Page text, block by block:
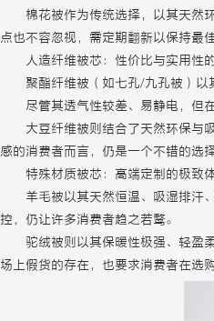
棉花被作为传统选择，以其天然
点也不容忽视，需定期翻新以保持最佳
人造纤维被芯：性价比与实用性
聚酯纤维被（如七孔/九孔被）以
尽管其透气性较差、易静电，但
大豆纤维被则结合了天然环保与
感的消费者而言，仍是一个不错的选择
特殊材质被芯：高端定制的极致
羊毛被以其天然恒温、吸湿排汗
控，仍让许多消费者趋之若鹜。
驼绒被则以其保暖性极强、轻盈
场上假货的存在，也要求消费者在选